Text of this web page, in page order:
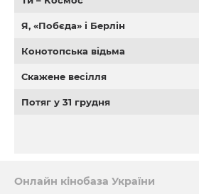
Я, «Побєда» і Берлін
Конотопська відьма
Скажене весілля
Потяг у 31 грудня
Онлайн кінобаза України